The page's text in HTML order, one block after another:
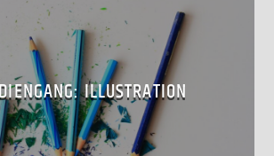
ILLUSTRATION